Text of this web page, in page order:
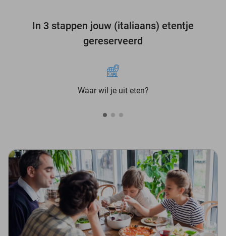
In 3 stappen jouw (italiaans) etentje
gereserveerd
Waar wil je uit eten?